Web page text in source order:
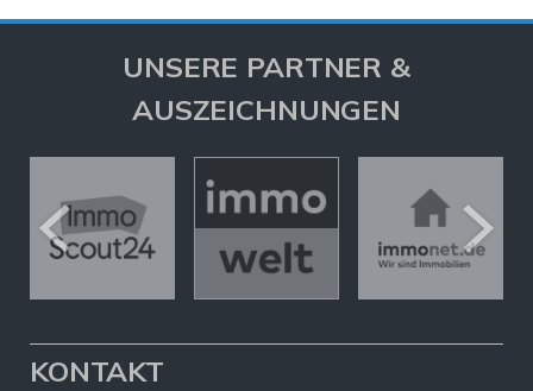
UNSERE PARTNER &
AUSZEICHNUNGEN
KONTAKT